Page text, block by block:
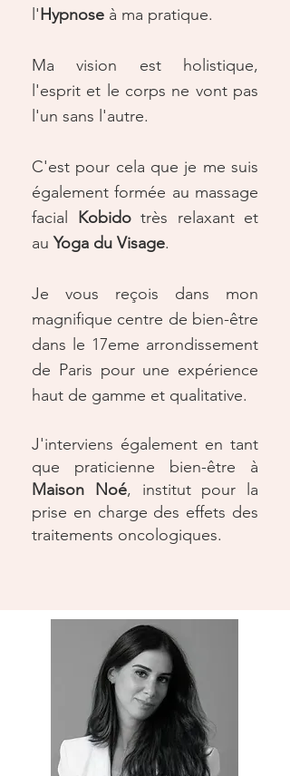
l'Hypnose à ma pratique.
Ma vision est holistique,
l'esprit et le corps ne vont pas
l'un sans l'autre.
C'est pour cela que je me suis
également formée au massage
facial
Kobidotrès relaxant et
auYoga du Visage.
Je vous reçois dans mon
magnifique centre de bien-être
dans le 17eme arrondissement
de Paris pour une expérience
haut de gamme et qualitative.
J'interviens également en tant
que praticienne bien-être à
Maison Noé, institut pour la
prise en charge des effets des
traitements oncologiques.